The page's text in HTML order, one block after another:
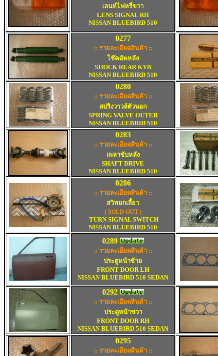
เลนท์ไฟหรี่ขวา
LENS SIGNAL RH
NISSAN BLUEBIRD 510
0277
:: รายละเอียดสินค้า ::
โช๊คอัพหลัง
SHOCK REAR KYB
NISSAN BLUEBIRD 510
0280
:: รายละเอียดสินค้า ::
สปริงวาวล์ตัวนอก
SPRING VALVE OUTER
NISSAN BLUEBRID 510
0283
:: รายละเอียดสินค้า ::
เพลาขับหลัง
SHAFT DRIVE
NISSAN BLUEBIRD 510
0286
:: รายละเอียดสินค้า ::
สวิทยกเลี้ยว
( SOLD OUT )
TURN SIGNAL SWITCH
NISSAN BLUEBIRD 510
0289
:: รายละเอียดสินค้า ::
ประตูหน้าซ้าย
FRONT DOOR LH
NISSAN BLUEBIRD 510 SEDAN
0292
:: รายละเอียดสินค้า ::
ประตูหน้าขวา
FRONT DOOR RH
NISSAN BLUEBIRD 510 SEDAN
0295
:: รายละเอียดสินค้า ::